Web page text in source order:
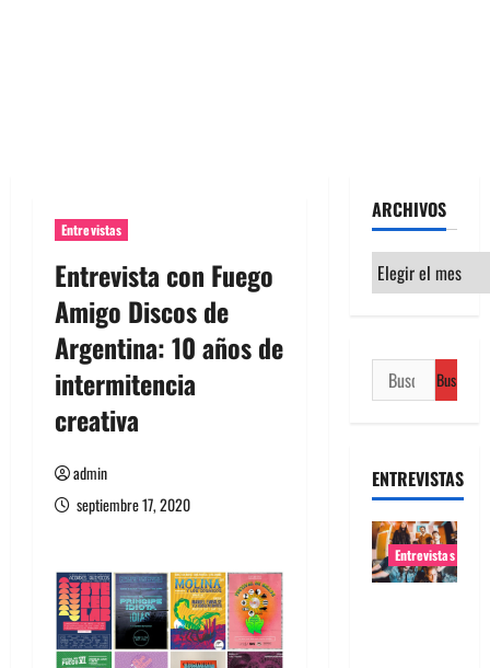
Entrevistas
Entrevista con Fuego
Amigo Discos de
Argentina: 10 años de
intermitencia
creativa
admin
septiembre 17, 2020
ARCHIVOS
Archivos
Buscar:
ENTREVISTAS
Entrevistas